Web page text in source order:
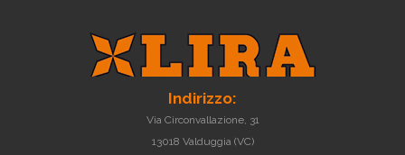
Indirizzo:
Via Circonvallazione, 31
13018 Valduggia (VC)